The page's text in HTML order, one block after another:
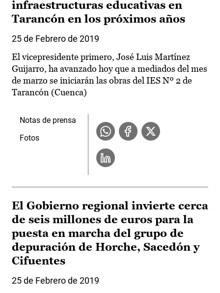
infraestructuras educativas en
Tarancón en los próximos años
25 de Febrero de 2019
El vicepresidente primero, José Luis Martínez
Guijarro, ha avanzado hoy que a mediados del mes
de marzo se iniciarán las obras del IES Nº 2 de
Tarancón (Cuenca)
Notas de prensa
Fotos
El Gobierno regional invierte cerca
de seis millones de euros para la
puesta en marcha del grupo de
depuración de Horche, Sacedón y
Cifuentes
25 de Febrero de 2019